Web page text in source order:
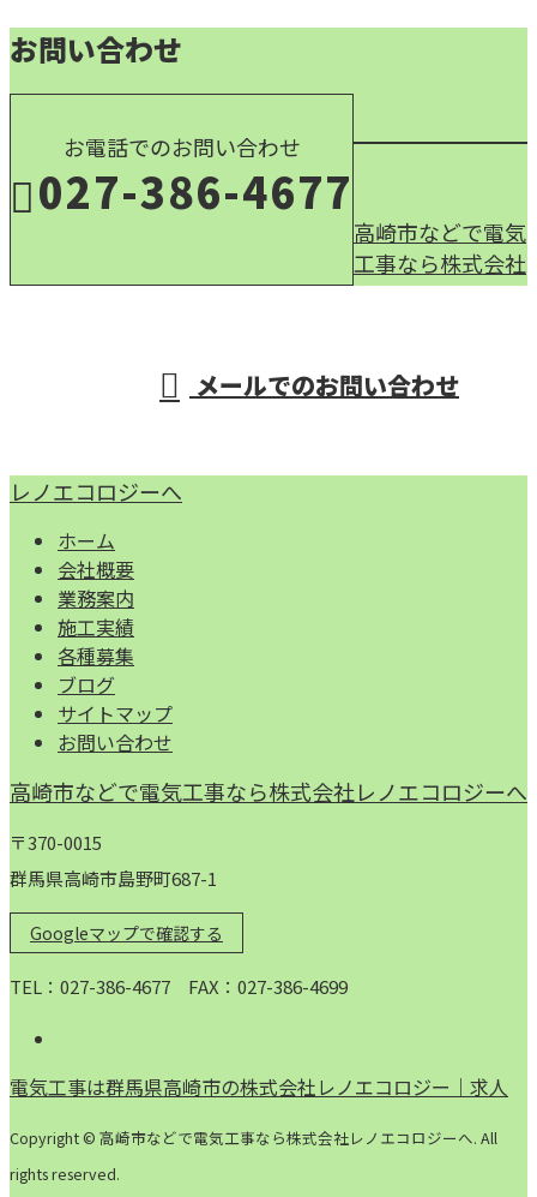
お問い合わせ
お電話でのお問い合わせ
027-386-4677
メールでのお問い合わせ
高崎市などで電気
工事なら株式会社
レノエコロジーへ
ホーム
会社概要
業務案内
施工実績
各種募集
ブログ
サイトマップ
お問い合わせ
高崎市などで電気工事なら株式会社レノエコロジーへ
〒370-0015
群馬県高崎市島野町687-1
Googleマップで確認する
TEL：027-386-4677 FAX：027-386-4699
電気工事は群馬県高崎市の株式会社レノエコロジー｜求人
Copyright © 高崎市などで電気工事なら株式会社レノエコロジーへ. All
rights reserved.